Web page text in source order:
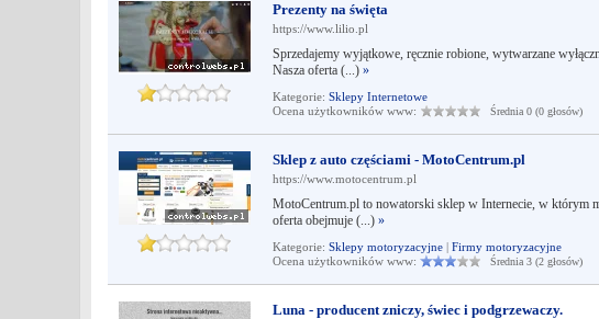
Prezenty na święta
https://www.lilio.pl
Sprzedajemy wyjątkowe, ręcznie robione, wytwarzane
Nasza oferta (...) »
Kategorie: Sklepy Internetowe
Ocena użytkowników www:
Średnia 0 (0 głosów)
Sklep z auto częściami - MotoCentrum.pl
https://www.motocentrum.pl
MotoCentrum.pl to nowatorski sklep w Internecie, w którym
oferta obejmuje (...) »
Kategorie: Sklepy motoryzacyjne | Firmy motoryzacyjne
Ocena użytkowników www:
Średnia 3 (2 głosów)
Luna - producent zniczy, świec i podgrzewaczy.